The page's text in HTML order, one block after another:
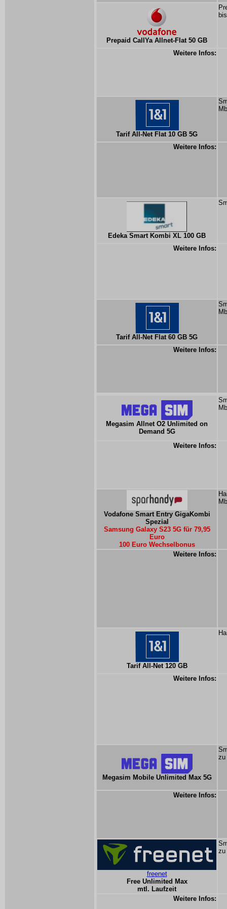
Prepaid CallYa Allnet-Flat 50 GB
Weitere Infos:
Tarif All-Net Flat 10 GB 5G
Weitere Infos:
Edeka Smart Kombi XL 100 GB
Weitere Infos:
Tarif All-Net Flat 60 GB 5G
Weitere Infos:
Megasim Allnet O2 Unlimited on
Demand 5G
Weitere Infos:
Vodafone Smart Entry GigaKombi
Spezial
Samsung Galaxy S23 5G für 79,95
Euro
100 Euro Wechselbonus
Weitere Infos:
Tarif All-Net 120 GB
Weitere Infos:
Megasim Mobile Unlimited Max 5G
zu
Weitere Infos:
freenet
Free Unlimited Max
mtl. Laufzeit
zu
Weitere Infos: